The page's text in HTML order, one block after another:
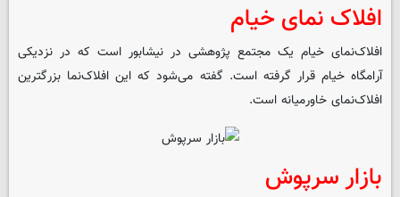
افلاک نمای خیام
افلاک‌نمای خیام یک مجتمع پژوهشی در نیشابور است که در نزدیکی
آرامگاه خیام قرار گرفته است. گفته می‌شود که این افلاک‌نما بزرگترین
افلاک‌نمای خاورمیانه است.
بازار سرپوش